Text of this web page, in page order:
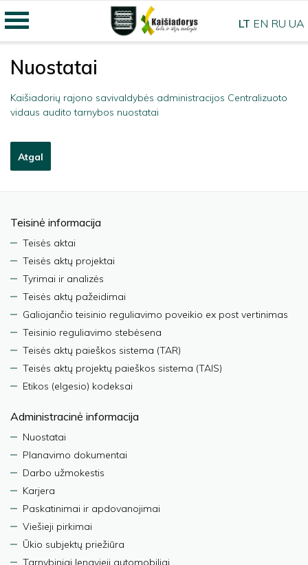
Nuostatai
Kaišiadorių rajono savivaldybės administracijos Centralizuoto
vidaus audito tarnybos nuostatai
Atgal
Teisinė informacija
Teisės aktai
Teisės aktų projektai
Tyrimai ir analizės
Teisės aktų pažeidimai
Galiojančio teisinio reguliavimo poveikio ex post vertinimas
Teisinio reguliavimo stebėsena
Teisės aktų paieškos sistema (TAR)
Teisės aktų projektų paieškos sistema (TAIS)
Etikos (elgesio) kodeksai
Administracinė informacija
Nuostatai
Planavimo dokumentai
Darbo užmokestis
Karjera
Paskatinimai ir apdovanojimai
Viešieji pirkimai
Ūkio subjektų priežiūra
Tarnybiniai lengvieji automobiliai
LT EN RU UA